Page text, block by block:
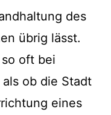
des
übrig lässt.
oft bei
ob die Stadt
eines